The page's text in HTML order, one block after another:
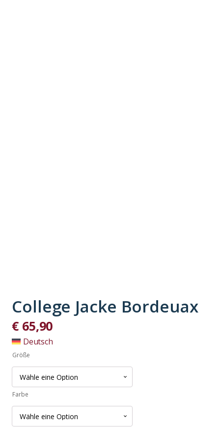
College Jacke Bordeuax
€65,90
Deutsch
Größe
Farbe